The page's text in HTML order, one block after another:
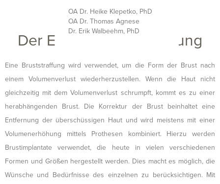
OA Dr. Heike Klepetko, PhD
OA Dr. Thomas Agnese
Dr. Erik Walbeehm, PhD
Der Eingriff | Bruststraffung
Eine Bruststraffung wird verwendet, um die Form der Brust nach
einem Volumenverlust wiederherzustellen. Wenn die Haut nicht
gleichzeitig mit dem Volumenverlust schrumpft, kommt es zu einer
herabhängenden Brust. Die Korrektur der Brust beinhaltet eine
Entfernung der überschüssigen Haut und wird meistens mit einer
Volumenerhöhung mittels Prothesen kombiniert. Hierzu werden
Brustimplantate verwendet, die heute in vielen verschiedenen
Formen und Größen hergestellt werden. Dies macht es möglich, die
Wünsche und Bedürfnisse des einzelnen zu berücksichtigen. Mit